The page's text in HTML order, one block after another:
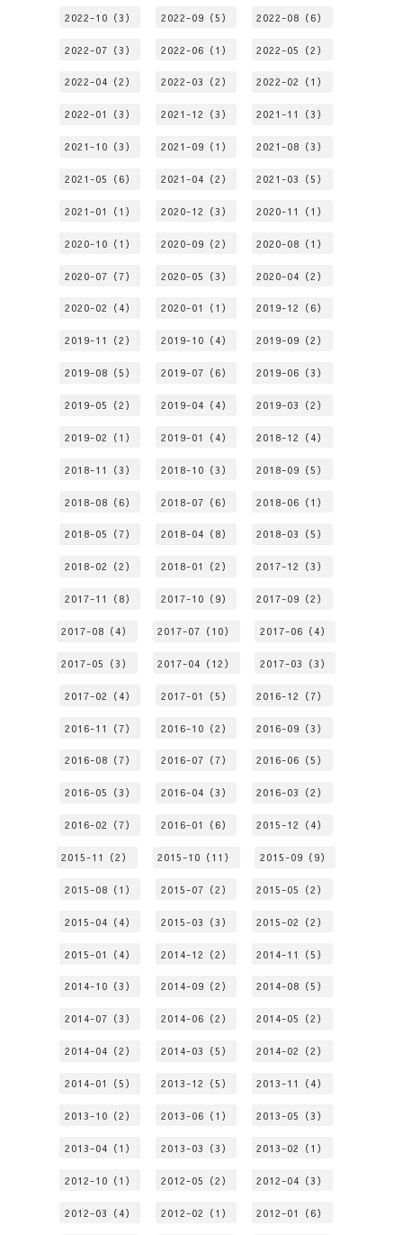
2022-10（3） 2022-09（5） 2022-08（6）
2022-07（3） 2022-06（1） 2022-05（2）
2022-04（2） 2022-03（2） 2022-02（1）
2022-01（3） 2021-12（3） 2021-11（3）
2021-10（3） 2021-09（1） 2021-08（3）
2021-05（6） 2021-04（2） 2021-03（5）
2021-01（1） 2020-12（3） 2020-11（1）
2020-10（1） 2020-09（2） 2020-08（1）
2020-07（7） 2020-05（3） 2020-04（2）
2020-02（4） 2020-01（1） 2019-12（6）
2019-11（2） 2019-10（4） 2019-09（2）
2019-08（5） 2019-07（6） 2019-06（3）
2019-05（2） 2019-04（4） 2019-03（2）
2019-02（1） 2019-01（4） 2018-12（4）
2018-11（3） 2018-10（3） 2018-09（5）
2018-08（6） 2018-07（6） 2018-06（1）
2018-05（7） 2018-04（8） 2018-03（5）
2018-02（2） 2018-01（2） 2017-12（3）
2017-11（8） 2017-10（9） 2017-09（2）
2017-08（4） 2017-07（10） 2017-06（4）
2017-05（3） 2017-04（12） 2017-03（3）
2017-02（4） 2017-01（5） 2016-12（7）
2016-11（7） 2016-10（2） 2016-09（3）
2016-08（7） 2016-07（7） 2016-06（5）
2016-05（3） 2016-04（3） 2016-03（2）
2016-02（7） 2016-01（6） 2015-12（4）
2015-11（2） 2015-10（11） 2015-09（9）
2015-08（1） 2015-07（2） 2015-05（2）
2015-04（4） 2015-03（3） 2015-02（2）
2015-01（4） 2014-12（2） 2014-11（5）
2014-10（3） 2014-09（2） 2014-08（5）
2014-07（3） 2014-06（2） 2014-05（2）
2014-04（2） 2014-03（5） 2014-02（2）
2014-01（5） 2013-12（5） 2013-11（4）
2013-10（2） 2013-06（1） 2013-05（3）
2013-04（1） 2013-03（3） 2013-02（1）
2012-10（1） 2012-05（2） 2012-04（3）
2012-03（4） 2012-02（1） 2012-01（6）